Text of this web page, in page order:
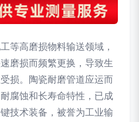
等高磨损物料输送领域，
磨损而频繁更换，导致生
损。陶瓷耐磨管道应运而
腐蚀和长寿命特性，已成
技术装备，被誉为工业输